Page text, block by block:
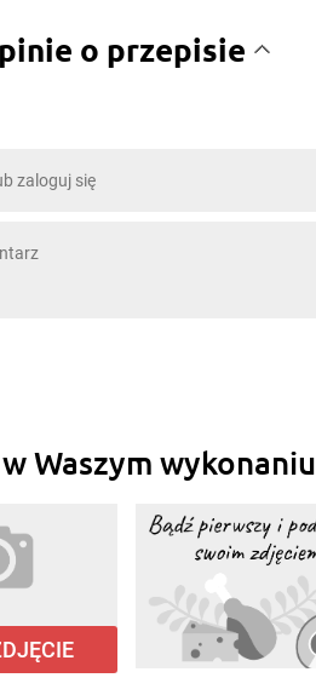
o przepisie
Waszym wykonaniu